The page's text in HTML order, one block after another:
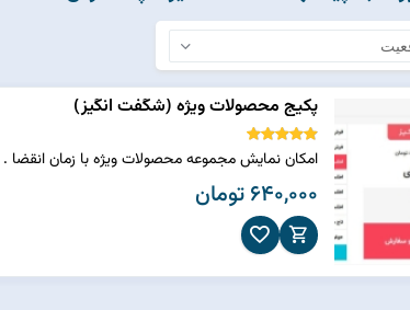
پکیج محصولات ویژه (شگفت انگیز)
امکان نمایش مجموعه محصولات ویژه با زمان
640,000 تومان